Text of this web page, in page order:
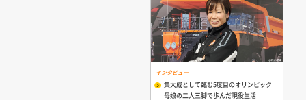
インタビュー
集大成として臨む5度目のオリンピック
母娘の二人三脚で歩んだ現役生活